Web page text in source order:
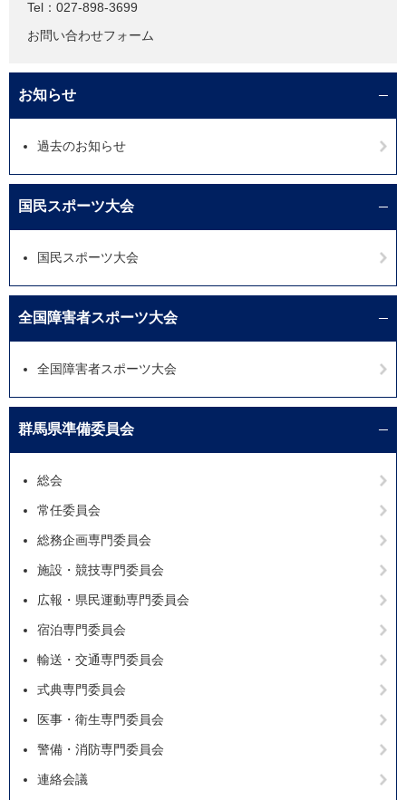
Tel：027-898-3699
お問い合わせフォーム
お知らせ
過去のお知らせ
国民スポーツ大会
国民スポーツ大会
全国障害者スポーツ大会
全国障害者スポーツ大会
群馬県準備委員会
総会
常任委員会
総務企画専門委員会
施設・競技専門委員会
広報・県民運動専門委員会
宿泊専門委員会
輸送・交通専門委員会
式典専門委員会
医事・衛生専門委員会
警備・消防専門委員会
連絡会議